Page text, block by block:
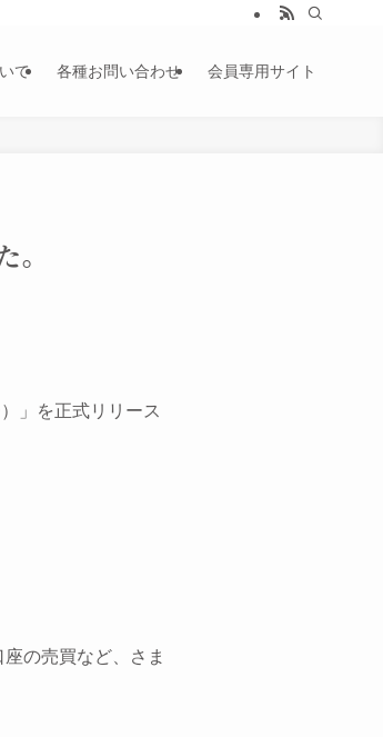
て 各種お問い合わせ 会員専用サイト
。
」を正式リリース
の売買など、さま